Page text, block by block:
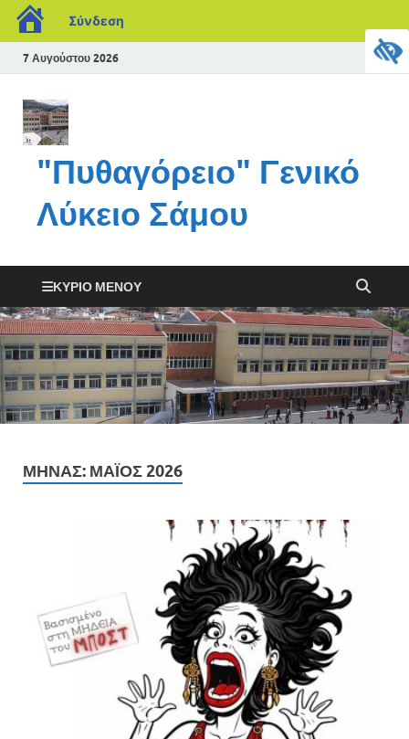
Σύνδεση
7 Αυγούστου 2026
"Πυθαγόρειο" Γενικό
Λύκειο Σάμου
ΚΎΡΙΟ ΜΕΝΟΎ
ΜΉΝΑΣ: ΜΆΙΟΣ 2026